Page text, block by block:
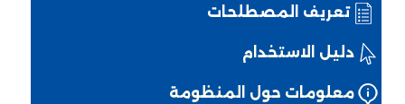
تعريف المصطلحات
دليل الاستخدام
معلومات حول المنظومة